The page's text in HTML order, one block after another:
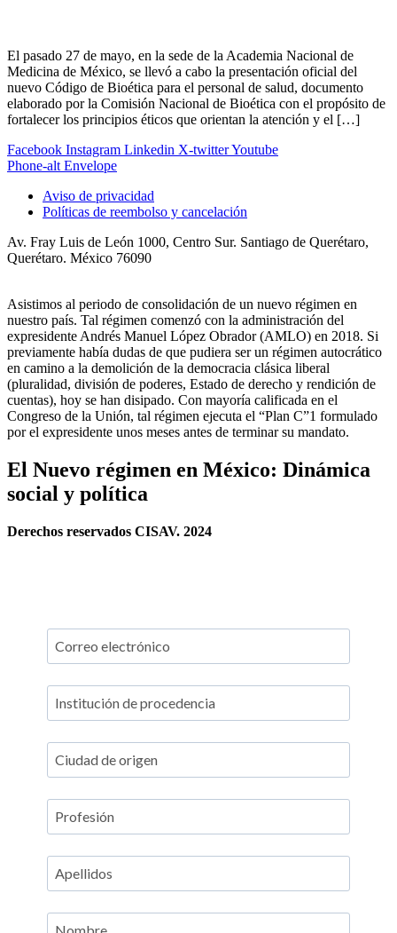
El pasado 27 de mayo, en la sede de la Academia Nacional de
Medicina de México, se llevó a cabo la presentación oficial del
nuevo Código de Bioética para el personal de salud, documento
elaborado por la Comisión Nacional de Bioética con el propósito de
fortalecer los principios éticos que orientan la atención y el […]
Facebook Instagram Linkedin X-twitterYoutube
Phone-alt Envelope
Aviso de privacidad
Políticas de reembolso y cancelación
Av. Fray Luis de León 1000, Centro Sur. Santiago de Querétaro,
Querétaro. México 76090
Asistimos al periodo de consolidación de un nuevo régimen en
nuestro país. Tal régimen comenzó con la administración del
expresidente Andrés Manuel López Obrador (AMLO) en 2018. Si
previamente había dudas de que pudiera ser un régimen autocrático
en camino a la demolición de la democracia clásica liberal
(pluralidad, división de poderes, Estado de derecho y rendición de
cuentas), hoy se han disipado. Con mayoría calificada en el
Congreso de la Unión, tal régimen ejecuta el “Plan C”1 formulado
por el expresidente unos meses antes de terminar su mandato.
El Nuevo régimen en México: Dinámica
social y política
Derechos reservados CISAV. 2024